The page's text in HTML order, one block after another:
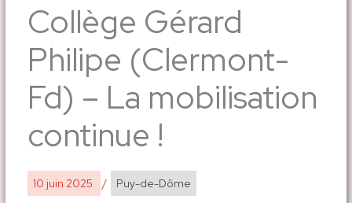
Collège Gérard
Philipe (Clermont-
Fd) – La mobilisation
continue !
10 juin 2025 / Puy-de-Dôme